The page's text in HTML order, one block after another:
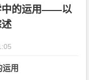
中的运用——以
用